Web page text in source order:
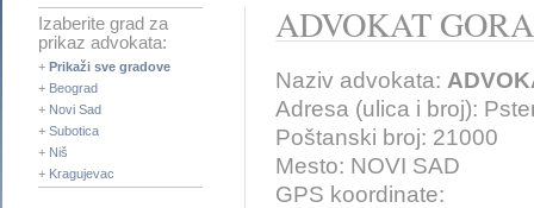
Izaberite grad za
prikaz advokata:
+ Prikaži sve gradove
+ Beograd
+ Novi Sad
+ Subotica
+ Niš
+ Kragujevac
ADVOKAT
Naziv advokata:
Adresa (ulica i broj):
Poštanski broj: 21000
Mesto: NOVI SAD
GPS koordinate: